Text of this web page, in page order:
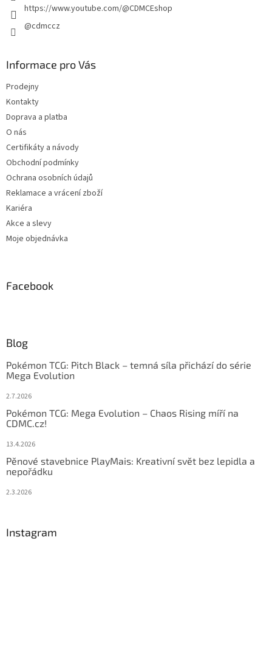
https://www.youtube.com/@CDMCEshop
@cdmccz
Informace pro Vás
Prodejny
Kontakty
Doprava a platba
O nás
Certifikáty a návody
Obchodní podmínky
Ochrana osobních údajů
Reklamace a vrácení zboží
Kariéra
Akce a slevy
Moje objednávka
Facebook
Blog
Pokémon TCG: Pitch Black – temná síla přichází do série
Mega Evolution
2.7.2026
Pokémon TCG: Mega Evolution – Chaos Rising míří na
CDMC.cz!
13.4.2026
Pěnové stavebnice PlayMais: Kreativní svět bez lepidla a
nepořádku
2.3.2026
Instagram